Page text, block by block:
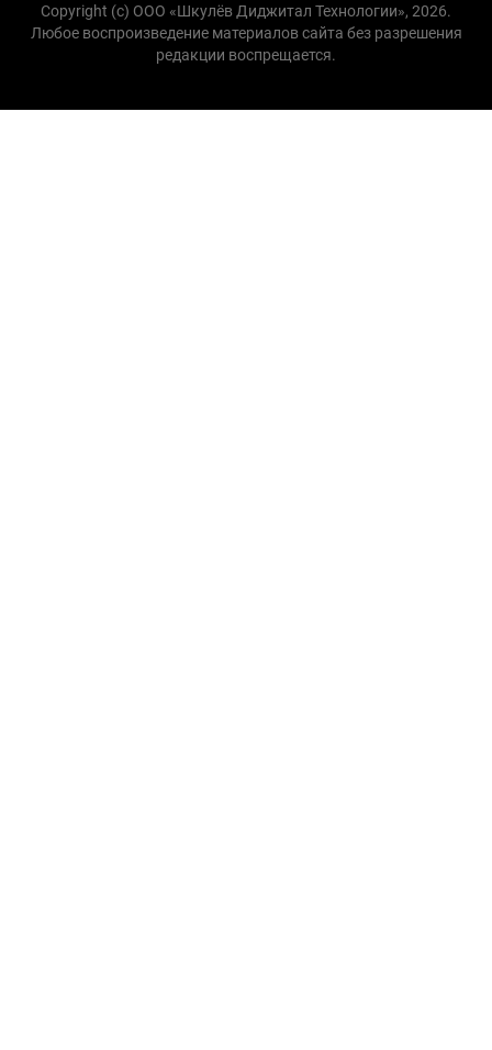
Copyright (с) ООО «Шкулёв Диджитал Технологии», 2026.
Любое воспроизведение материалов сайта без разрешения
редакции воспрещается.